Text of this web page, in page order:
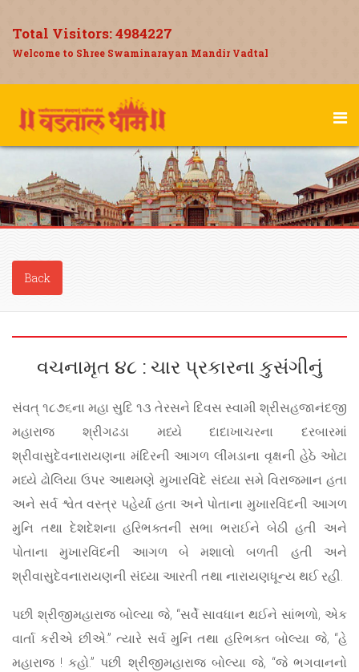
Total Visitors:4984227
Welcome to Shree Swaminarayan Mandir Vadtal
Back
વચનામૃત ૪૮ : ચાર પ્રકારના કુસંગીનું
સંવત્ ૧૮૭૬ના મહા સુદિ ૧૩ તેરસને દિવસ સ્વામી શ્રીસહજાનંદજી
મહારાજ શ્રીગઢડા મધ્યે દાદાખાચરના દરબારમાં
શ્રીવાસુદેવનારાયણના મંદિરની આગળ લીંમડાના વૃક્ષની હેઠે ઓટા
મધ્યે ઢોલિયા ઉપર આથમણે મુખારવિંદે સંધ્યા સમે વિરાજમાન હતા
અને સર્વ શ્વેત વસ્ત્ર પહેર્યા હતા અને પોતાના મુખારવિંદની આગળ
મુનિ તથા દેશદેશના હરિભક્તની સભા ભરાઈને બેઠી હતી અને
પોતાના મુખારવિંદની આગળ બે મશાલો બળતી હતી અને
શ્રીવાસુદેવનારાયણની સંધ્યા આરતી તથા નારાયણધૂન્ય થઈ રહી.
પછી શ્રીજીમહારાજ બોલ્યા જે, “સર્વે સાવધાન થઈને સાંભળો, એક
વાર્તા કરીએ છીએ.” ત્યારે સર્વ મુનિ તથા હરિભક્ત બોલ્યા જે, “હે
મહારાજ ! કહો.” પછી શ્રીજીમહારાજ બોલ્યા જે, “જે ભગવાનનો